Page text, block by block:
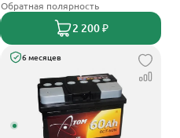
Обратная полярность
2 200 ₽
6 месяцев